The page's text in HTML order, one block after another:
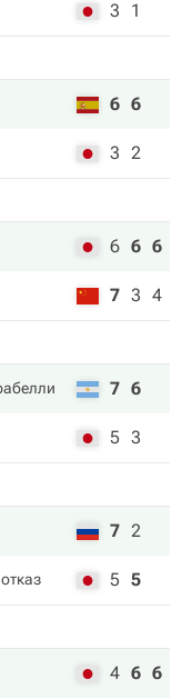
3 1
6 6
3 2
6 6 6
7 3 4
7 6
5 3
7 2
5 5
4 6 6